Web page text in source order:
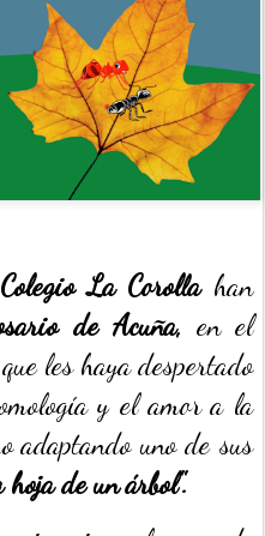
Colegio La Corollahan
de Acuña, en el
les haya despertado
y el amor a la
adaptando uno de sus
hoja de un árbol".